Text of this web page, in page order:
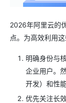
2026年阿里云的
点。为高效利用
明确身份与
企业用户。
开发）和性
优先关注长